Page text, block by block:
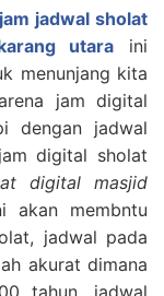
jadwal sholat
utara ini
menunjang kita
jam digital
dengan jadwal
digital sholat
digital masjid
akan membntu
jadwal pada
akurat dimana
tahun, jadwal